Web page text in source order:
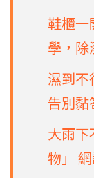
鞋櫃一
學，除
濕到不
告別黏
大雨
物」